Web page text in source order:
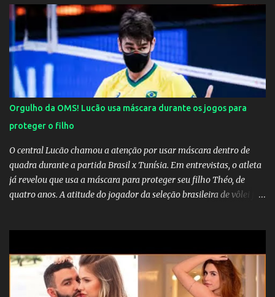
Orgulho da OMS! Lucão usa máscara durante os jogos para
proteger o filho
O central Lucão chamou a atenção por usar máscara dentro de
quadra durante a partida Brasil x Tunísia. Em entrevistas, o atleta
já revelou que usa a máscara para proteger seu filho Théo, de
quatro anos. A atitude do jogador da seleção brasileira de vôlei foi
Marta marcou duas vezes, Debinha, Andressa Alves e Bia
Zaneratto foram autoras dos gols. Juliette, embaixadora
‎@Globoplay mandou um xero para as meninas e falou do seu